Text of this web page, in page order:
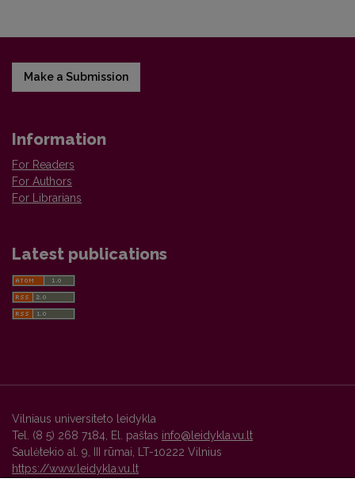
Make a Submission
Information
For Readers
For Authors
For Librarians
Latest publications
Vilniaus universiteto leidykla
Tel. (8 5) 268 7184, El. paštas info@leidykla.vu.lt
Saulėtekio al. 9, III rūmai, LT-10222 Vilnius
https://www.leidykla.vu.lt